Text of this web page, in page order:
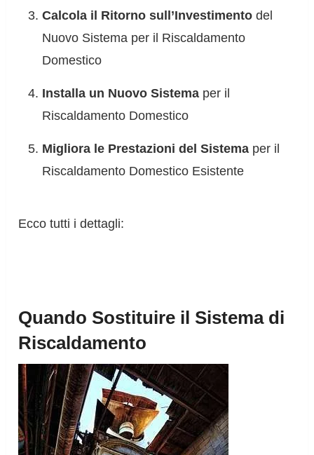
Calcola il Ritorno sull’Investimento del
Nuovo Sistema per il Riscaldamento
Domestico
Installa un Nuovo Sistema per il
Riscaldamento Domestico
Migliora le Prestazioni del Sistema per il
Riscaldamento Domestico Esistente
Ecco tutti i dettagli:
Quando Sostituire il Sistema di
Riscaldamento